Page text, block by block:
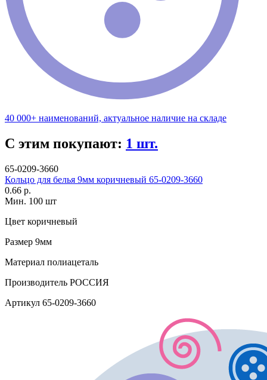
40 000+ наименований, актуальное наличие на складе
С этим покупают: 1 шт.
65-0209-3660
Кольцо для белья 9мм коричневый 65-0209-3660
0.66 р.
Мин. 100 шт
Цвет коричневый
Размер 9мм
Материал полиацеталь
Производитель РОССИЯ
Артикул 65-0209-3660